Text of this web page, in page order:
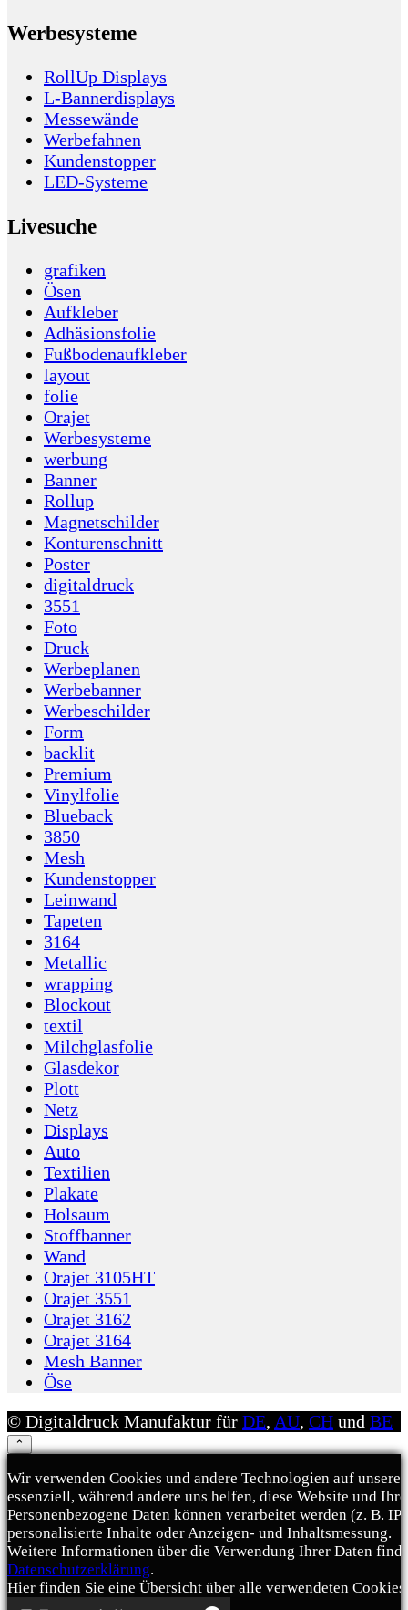
Werbesysteme
RollUp Displays
L-Bannerdisplays
Messewände
Werbefahnen
Kundenstopper
LED-Systeme
Livesuche
grafiken
Ösen
Aufkleber
Adhäsionsfolie
Fußbodenaufkleber
layout
folie
Orajet
Werbesysteme
werbung
Banner
Rollup
Magnetschilder
Konturenschnitt
Poster
digitaldruck
3551
Foto
Druck
Werbeplanen
Werbebanner
Werbeschilder
Form
backlit
Premium
Vinylfolie
Blueback
3850
Mesh
Kundenstopper
Leinwand
Tapeten
3164
Metallic
wrapping
Blockout
textil
Milchglasfolie
Glasdekor
Plott
Netz
Displays
Auto
Textilien
Plakate
Holsaum
Stoffbanner
Wand
Orajet 3105HT
Orajet 3551
Orajet 3162
Orajet 3164
Mesh Banner
Öse
© Digitaldruck Manufaktur für DE, AU, CH und BE
⌃
Wir verwenden Cookies und andere Technologien auf
essenziell, während andere uns helfen, diese Website und
Personenbezogene Daten können verarbeitet werden (z. B.
personalisierte Inhalte oder Anzeigen- und Inhaltsmessung.
Weitere Informationen über die Verwendung Ihrer Daten
Datenschutzerklärung.
Hier finden Sie eine Übersicht über alle verwendeten Cookies.